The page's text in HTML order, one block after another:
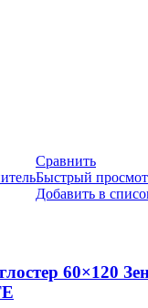
Сравнить
Быстрый
Добавить в
60×120